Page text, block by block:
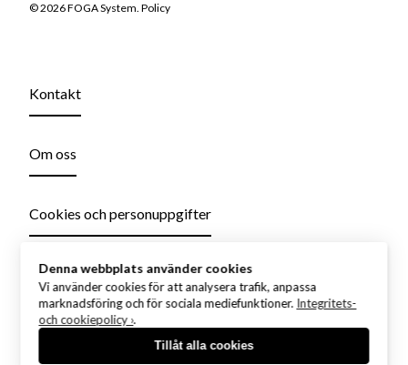
© 2026 FOGA System. Policy
Kontakt
Om oss
Cookies och personuppgifter
Denna webbplats använder cookies
Vi använder cookies för att analysera trafik, anpassa
marknadsföring och för sociala mediefunktioner. Integritets-
och cookiepolicy ›.
Tillåt alla cookies